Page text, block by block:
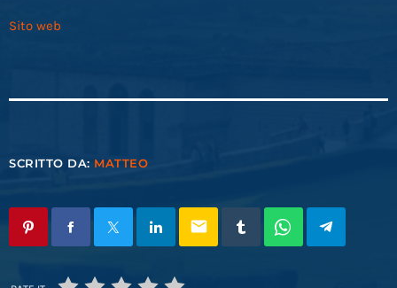
Sito web
SCRITTO DA: MATTEO
email